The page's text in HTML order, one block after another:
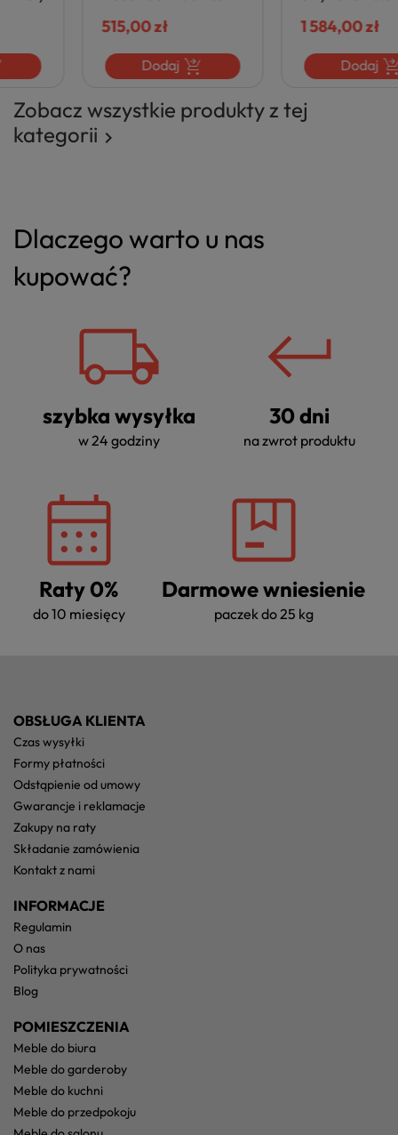
Dodaj
Ceramiczna do Łazienki
COMAD
1 584,00 zł
Dodaj
Zobacz wszystkie produkty z tej
kategorii 
Dlaczego warto u nas
kupować?
szybka wysyłka
w 24 godziny
30 dni
na zwrot produktu
Raty 0%
do 10 miesięcy
Darmowe wniesienie
paczek do 25 kg
OBSŁUGA KLIENTA
czas wysyłki
formy płatności
odstąpienie od umowy
gwarancje i reklamacje
zakupy na raty
składanie zamówienia
kontakt z nami
INFORMACJE
regulamin
o nas
polityka prywatności
blog
POMIESZCZENIA
meble do biura
meble do garderoby
meble do kuchni
meble do przedpokoju